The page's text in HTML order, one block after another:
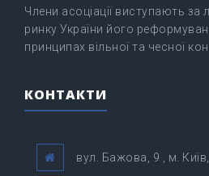
Члени асоціації виступають за
ринку України його
принципах вільної та чесної
КОНТАКТИ
вул. Бажова, 9 , м. Київ,